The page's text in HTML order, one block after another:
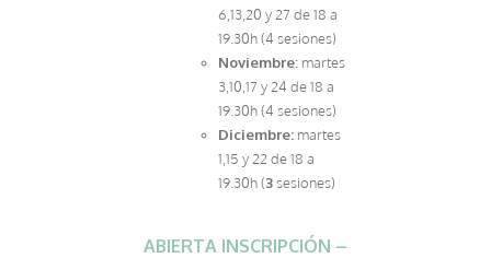
6,13,20 y 27 de 18 a
19.30h (4 sesiones)
Noviembre: martes
3,10,17 y 24 de 18 a
19.30h (4 sesiones)
Diciembre: martes
1,15 y 22 de 18 a
19.30h (3sesiones)
ABIERTA INSCRIPCIÓN –